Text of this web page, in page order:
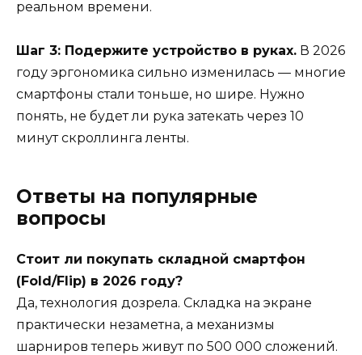
реальном времени.
Шаг 3: Подержите устройство в руках. В 2026
году эргономика сильно изменилась — многие
смартфоны стали тоньше, но шире. Нужно
понять, не будет ли рука затекать через 10
минут скроллинга ленты.
Ответы на популярные
вопросы
Стоит ли покупать складной смартфон
(Fold/Flip) в 2026 году?
Да, технология дозрела. Складка на экране
практически незаметна, а механизмы
шарниров теперь живут по 500 000 сложений.